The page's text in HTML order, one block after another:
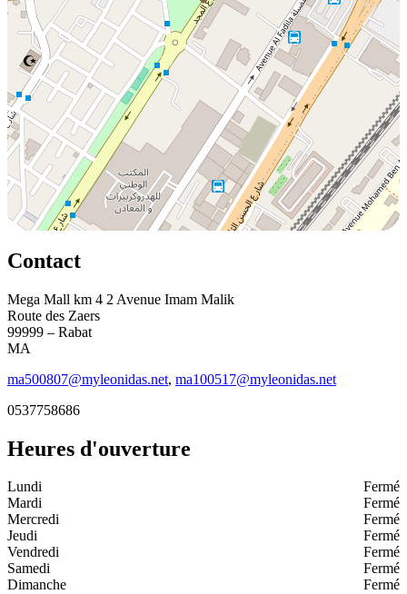
Contact
Mega Mall km 4 2 Avenue Imam Malik
Route des Zaers
99999 – Rabat
MA
ma500807@myleonidas.net, ma100517@myleonidas.net
0537758686
Heures d'ouverture
Lundi
Fermé
Mardi
Fermé
Mercredi
Fermé
Jeudi
Fermé
Vendredi
Fermé
Samedi
Fermé
Dimanche
Fermé